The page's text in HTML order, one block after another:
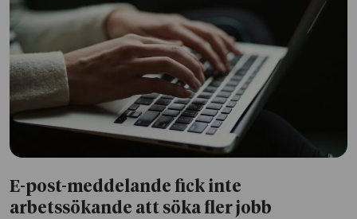
E-post-meddelande fick inte
arbetssökande att söka fler jobb